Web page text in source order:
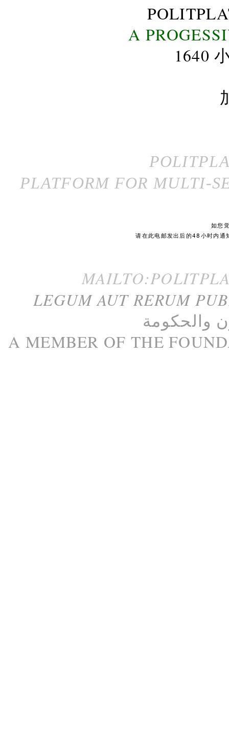
A
1640
PLATFORM FOR MULTI-
如您
请在此电邮发出后的48小时内通
LEGUM AUT RERUM
والحكومة
A MEMBER OF THE